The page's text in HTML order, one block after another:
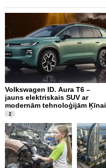
Volkswagen ID. Aura T6 –
jauns elektriskais SUV ar
modernām tehnoloģijām Ķīnai
2